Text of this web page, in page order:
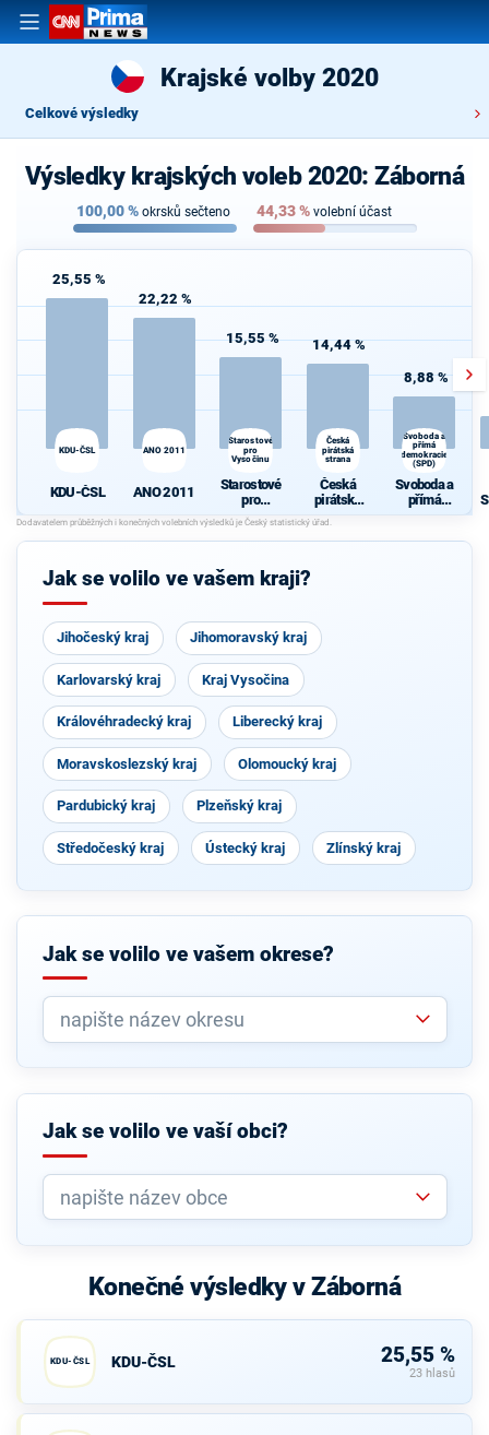
Krajské volby 2020
Celkové výsledky
Výsledky krajských voleb 2020: Záborná
100,00% okrsků sečteno 44,33% volební účast
25,55 %
KDU-ČSL
KDU-ČSL
22,22 %
ANO 2011
ANO 2011
15,55 %
Starostové
pro
Vysočinu
Starostové
pro
Vysočinu
14,44 %
Česká
pirátská
strana
Česká
pirátská
strana
8,88 %
Svoboda a
přímá
demokracie
(SPD)
Svoboda a
přímá
demokraci
Jak se volilo ve vašem kraji?
Jihočeský kraj Jihomoravský kraj
Karlovarský kraj Kraj Vysočina
Královéhradecký kraj Liberecký kraj
Moravskoslezský kraj Olomoucký kraj
Pardubický kraj Plzeňský kraj
Středočeský kraj Ústecký kraj Zlínský kraj
Jak se volilo ve vašem okrese?
Jak se volilo ve vaší obci?
Konečné výsledky v Záborná
KDU-ČSL KDU-ČSL 25,55 %
23 hlasů